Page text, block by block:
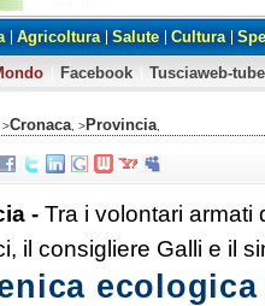
Agricoltura Salute Cultura
Facebook Tusciaweb-tube
>Cronaca , >Provincia
- Tra i volontari armati
il consigliere Galli e il